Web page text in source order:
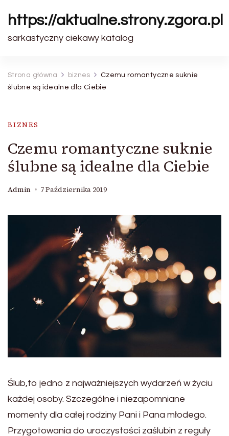
https://aktualne.strony.zgora.pl
sarkastyczny ciekawy katalog
Strona główna biznes
Czemu romantyczne suknie
ślubne są idealne dla Ciebie
BIZNES
Czemu romantyczne suknie
ślubne są idealne dla Ciebie
Admin 7 Października 2019
Ślub,to jedno z najważniejszych wydarzeń w życiu
każdej osoby. Szczególne i niezapomniane
momenty dla całej rodziny Pani i Pana młodego.
Przygotowania do uroczystości zaślubin z reguły